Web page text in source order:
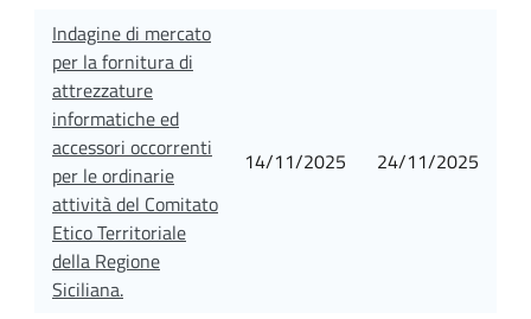
Indagine di mercato
per la fornitura di
attrezzature
informatiche ed
accessori occorrenti
per le ordinarie
attività del Comitato
Etico Territoriale
della Regione
Siciliana.
14/11/2025 24/11/2025